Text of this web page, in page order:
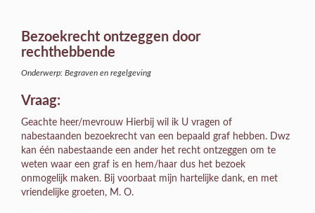
Bezoekrecht ontzeggen door
rechthebbende
Onderwerp: Begraven en regelgeving
Vraag:
Geachte heer/mevrouw Hierbij wil ik U vragen of
nabestaanden bezoekrecht van een bepaald graf hebben. Dwz
kan één nabestaande een ander het recht ontzeggen om te
weten waar een graf is en hem/haar dus het bezoek
onmogelijk maken. Bij voorbaat mijn hartelijke dank, en met
vriendelijke groeten, M. O.